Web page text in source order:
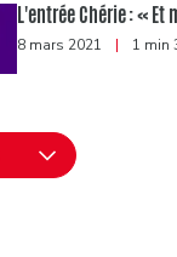
L'entrée Chérie : « Et
8 mars 2021 | 1 min